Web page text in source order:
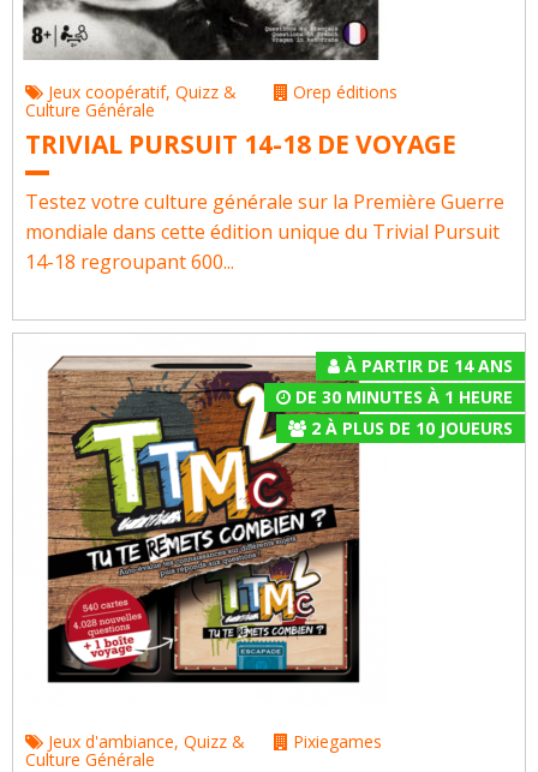
Jeux coopératif,Quizz &
Culture Générale
Orep éditions
TRIVIAL PURSUIT 14-18 DE VOYAGE
Testez votre culture générale sur la Première Guerre
mondiale dans cette édition unique du Trivial Pursuit
14-18 regroupant 600...
À PARTIR DE 14 ANS
DE 30 MINUTES À 1 HEURE
2À PLUS DE 10JOUEURS
Jeux d'ambiance,Quizz &
Culture Générale
Pixiegames